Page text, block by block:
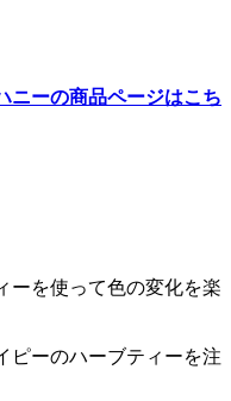
ニーの商品ページはこち
ーを使って色の変化を楽
ピーのハーブティーを注